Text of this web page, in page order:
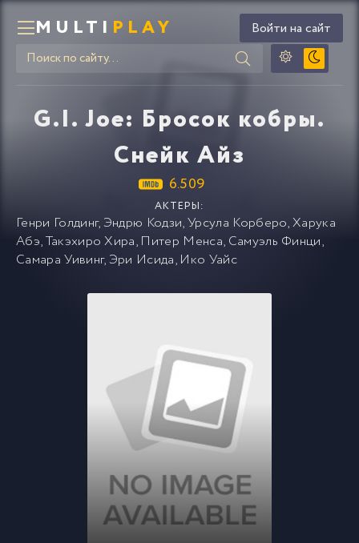
MULTI PLAY Войти на сайт
G.I. Joe: Бросок кобры.
Снейк Айз
6.509
АКТЕРЫ:
Генри Голдинг, Эндрю Кодзи,Урсула Корберо,Харука
Абэ,Такэхиро Хира, Питер Менса, Самуэль Финци,
Самара Уивинг,Эри Исида, Ико Уайс